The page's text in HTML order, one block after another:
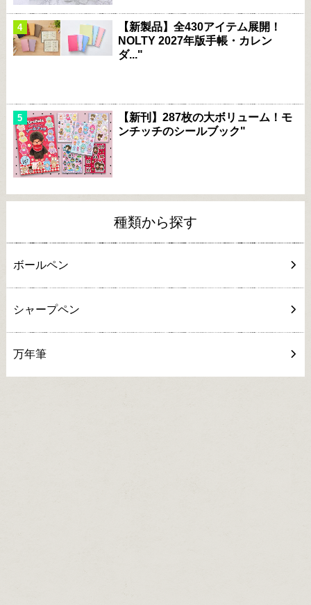
【新製品】全430アイテム展開！
NOLTY 2027年版手帳・カレン
ダ..."
【新刊】287枚の大ボリューム！モ
ンチッチのシールブック"
種類から探す
ボールペン
シャープペン
万年筆